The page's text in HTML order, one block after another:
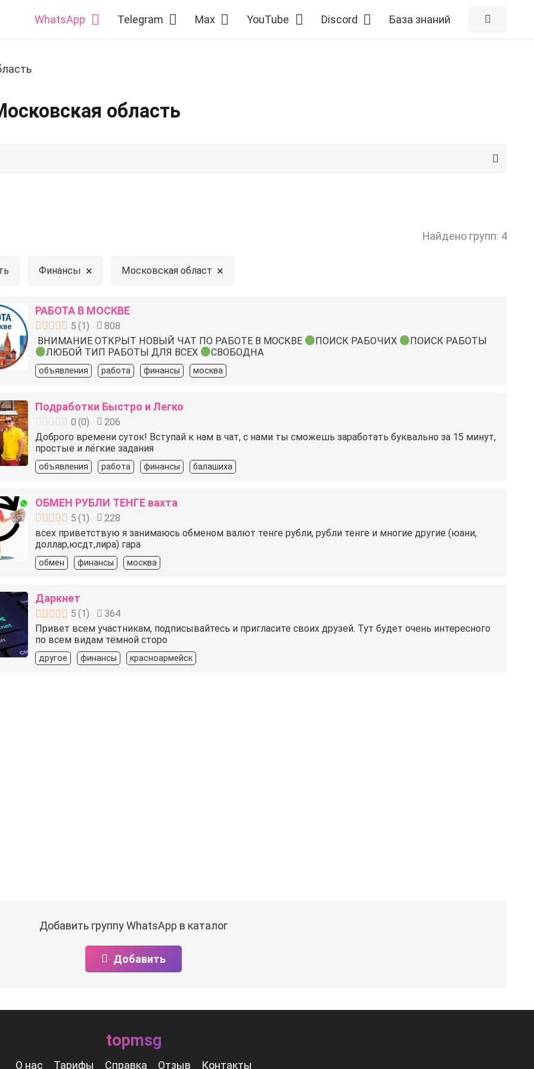
WhatsApp Telegram Max YouTube Discord База знаний
область
Найдено групп: 4
Финансы × Московская область×
РАБОТА В МОСКВЕ
5 (1)
808
ВНИМАНИЕ ОТКРЫТ НОВЫЙ ЧАТ ПО РАБОТЕ В МОСКВЕ
ПОИСК РАБОЧИХ
ПОИСК РАБОТЫ
ЛЮБОЙ ТИП РАБОТЫ ДЛЯ ВСЕХ
СВОБОДНА
объявления работа финансы москва
Подработки Быстро и Легко
0 (0)
206
Доброго времени суток! Вступай к нам в чат, с нами ты сможешь заработать буквально за 15 минут,
простые и лёгкие задания
объявления работа финансы балашиха
ОБМЕН РУБЛИ ТЕНГЕ вахта
5 (1)
228
всех приветствую я занимаюсь обменом валют тенге рубли, рубли тенге и многие другие (юани,
доллар,юсдт,лира) гара
обмен финансы москва
Даркнет
5 (1 )
364
Привет всем участникам, подписывайтесь и пригласите своих друзей. Тут будет очень интересного
по всем видам тёмной сторо
другое финансы красноармейск
Добавить группу WhatsApp в каталог
Добавить
topmsg
О нас Тарифы Справка Отзыв Контакты